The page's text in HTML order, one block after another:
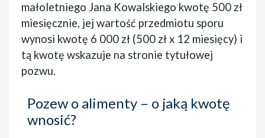
małoletniego Jana Kowalskiego kwotę 500 zł
miesięcznie, jej wartość przedmiotu sporu
wynosi kwotę 6 000 zł (500 zł x 12 miesięcy) i
tą kwotę wskazuje na stronie tytułowej
pozwu.
Pozew o alimenty – o jaką kwotę
wnosić?